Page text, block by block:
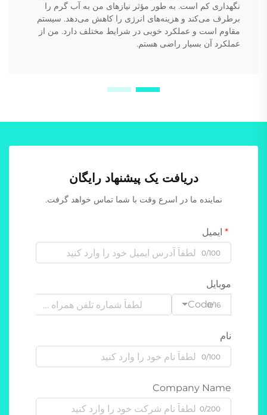
نگهداری کم است. به طور مؤثر نیازهای من به آب گرم را
برطرف می‌کند و هزینه‌های انرژی را کاهش می‌دهد. سیستم
مقاوم است و عملکرد خوبی در شرایط مختلف دارد. من از
عملکرد آن بسیار راضی هستم.
دریافت یک پیشنهاد رایگان
نماینده ما در اسرع وقت با شما تماس خواهد گرفت.
ایمیل
0/100
موبایل
Code0/16
نام
0/100
Company Name
0/200